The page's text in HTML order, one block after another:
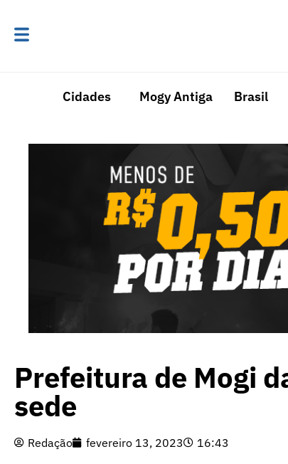
Cidades Mogy Antiga Brasil
Prefeitura de Mogi
sede
Redação fevereiro 13, 2023 16:43